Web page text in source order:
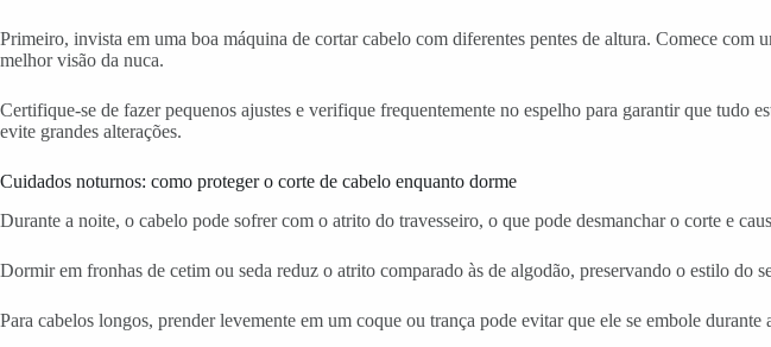
Primeiro, invista em uma boa máquina de cortar cabelo com diferentes pentes de altura. Comece com
melhor visão da nuca.
Certifique-se de fazer pequenos ajustes e verifique frequentemente no espelho para garantir que
evite grandes alterações.
Cuidados noturnos: como proteger o corte de cabelo enquanto dorme
Durante a noite, o cabelo pode sofrer com o atrito do travesseiro, o que pode desmanchar o corte e
Dormir em fronhas de cetim ou seda reduz o atrito comparado às de algodão, preservando o estilo do
Para cabelos longos, prender levemente em um coque ou trança pode evitar que ele se embole